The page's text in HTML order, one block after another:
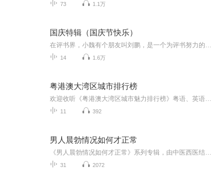
73 1.1万
国庆特辑（国庆节快乐）
14 1.6万
粤港澳大湾区城市排行榜
11 392
男人晨勃情况如何才正常
31 2072